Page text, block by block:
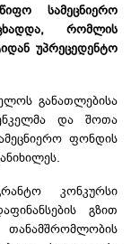
სამეცნიერო
რომლის
უპრეცედენტო
განათლებისა
და შოთა
ფონდის
კონკურსი
გზით